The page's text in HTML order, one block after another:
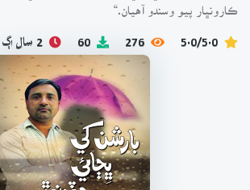
ڪارونڀار پيو وسندو آهيان.“
5.0/5.0
276
60 2 سال اڳ